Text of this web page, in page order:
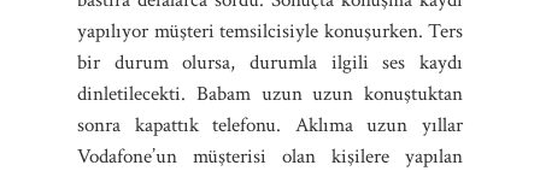
yapılıyor müşteri temsilcisiyle konuşurken. Ters
bir durum olursa, durumla ilgili ses kaydı
dinletilecekti. Babam uzun uzun konuştuktan
sonra kapattık telefonu. Aklıma uzun yıllar
Vodafone’un müşterisi olan kişilere yapılan